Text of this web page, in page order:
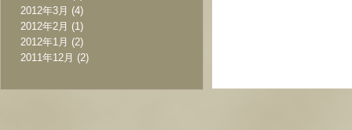
2012年3月 (4)
2012年2月 (1)
2012年1月 (2)
2011年12月 (2)